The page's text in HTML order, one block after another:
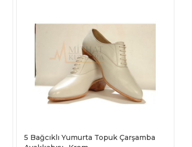
5 Bağcıklı Yumurta Topuk Çarşamba